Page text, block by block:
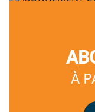
À